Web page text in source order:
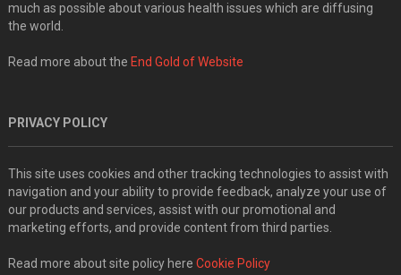
much as possible about various health issues which are diffusing
the world.
Read more about the End Gold of Website
PRIVACY POLICY
This site uses cookies and other tracking technologies to assist with
navigation and your ability to provide feedback, analyze your use of
our products and services, assist with our promotional and
marketing efforts, and provide content from third parties.
Read more about site policy here Cookie Policy